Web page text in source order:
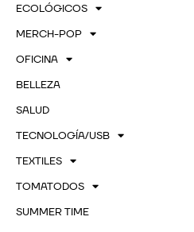
ECOLÓGICOS
MERCH-POP
OFICINA
BELLEZA
SALUD
TECNOLOGÍA/USB
TEXTILES
TOMATODOS
SUMMER TIME